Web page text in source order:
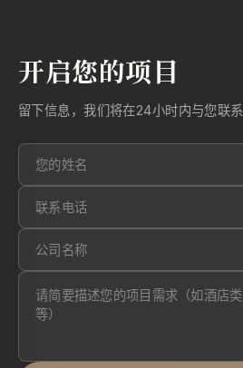
开启您的项目
留下信息，我们将在24小时内与您联系